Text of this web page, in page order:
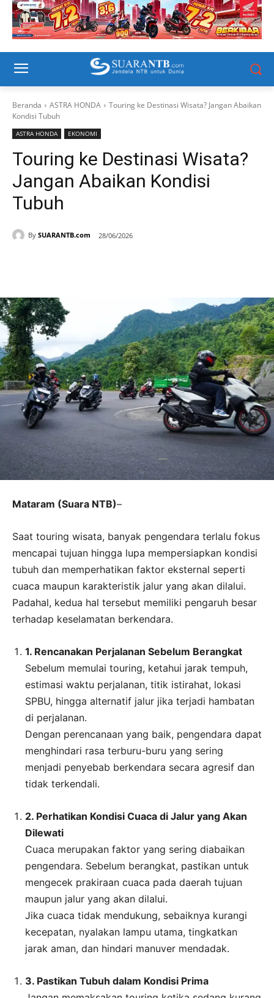
Beranda ASTRA HONDA
Touring ke Destinasi Wisata? Jangan Abaikan
Kondisi Tubuh
ASTRA HONDA EKONOMI
Touring ke Destinasi Wisata?
Jangan Abaikan Kondisi
Tubuh
By SUARANTB.com 28/06/2026
Mataram (Suara NTB)–
Saat touring wisata, banyak pengendara terlalu fokus
mencapai tujuan hingga lupa mempersiapkan kondisi
tubuh dan memperhatikan faktor eksternal seperti
cuaca maupun karakteristik jalur yang akan dilalui.
Padahal, kedua hal tersebut memiliki pengaruh besar
terhadap keselamatan berkendara.
1. Rencanakan Perjalanan Sebelum Berangkat
Sebelum memulai touring, ketahui jarak tempuh,
estimasi waktu perjalanan, titik istirahat, lokasi
SPBU, hingga alternatif jalur jika terjadi hambatan
di perjalanan.
Dengan perencanaan yang baik, pengendara dapat
menghindari rasa terburu-buru yang sering
menjadi penyebab berkendara secara agresif dan
tidak terkendali.
2. Perhatikan Kondisi Cuaca di Jalur yang Akan
Dilewati
Cuaca merupakan faktor yang sering diabaikan
pengendara. Sebelum berangkat, pastikan untuk
mengecek prakiraan cuaca pada daerah tujuan
maupun jalur yang akan dilalui.
Jika cuaca tidak mendukung, sebaiknya kurangi
kecepatan, nyalakan lampu utama, tingkatkan
jarak aman, dan hindari manuver mendadak.
3. Pastikan Tubuh dalam Kondisi Prima